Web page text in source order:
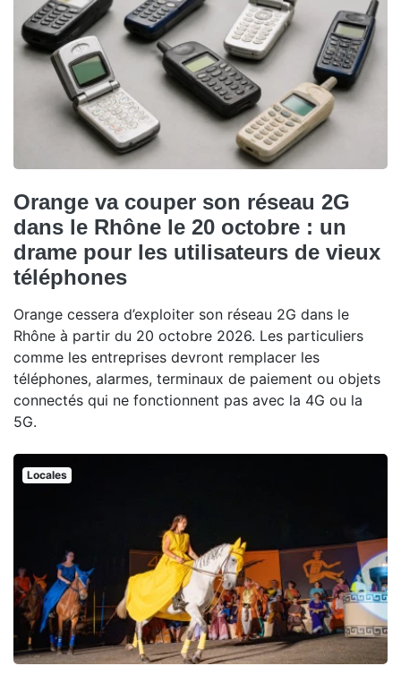
Orange va couper son réseau 2G
dans le Rhône le 20 octobre : un
drame pour les utilisateurs de vieux
téléphones
Orange cessera d’exploiter son réseau 2G dans le
Rhône à partir du 20 octobre 2026. Les particuliers
comme les entreprises devront remplacer les
téléphones, alarmes, terminaux de paiement ou objets
connectés qui ne fonctionnent pas avec la 4G ou la
5G.
Locales